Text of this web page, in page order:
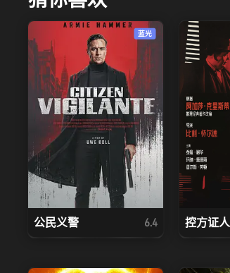
蓝光
公民义警 6.4 控方证人